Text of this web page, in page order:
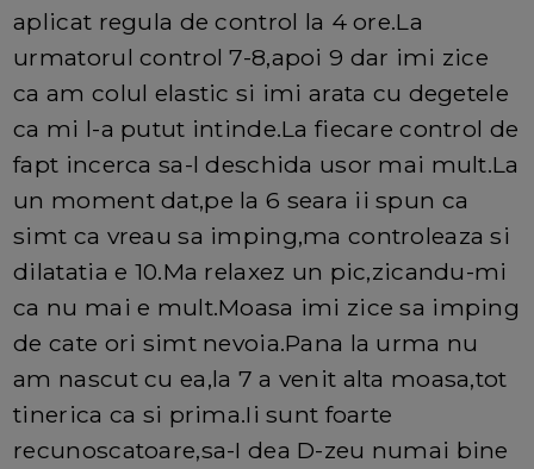
aplicat regula de control la 4 ore.La
urmatorul control 7-8,apoi 9 dar imi zice
ca am colul elastic si imi arata cu degetele
ca mi l-a putut intinde.La fiecare control de
fapt incerca sa-l deschida usor mai mult.La
un moment dat,pe la 6 seara ii spun ca
simt ca vreau sa imping,ma controleaza si
dilatatia e 10.Ma relaxez un pic,zicandu-mi
ca nu mai e mult.Moasa imi zice sa imping
de cate ori simt nevoia.Pana la urma nu
am nascut cu ea,la 7 a venit alta moasa,tot
tinerica ca si prima.Ii sunt foarte
recunoscatoare,sa-I dea D-zeu numai bine